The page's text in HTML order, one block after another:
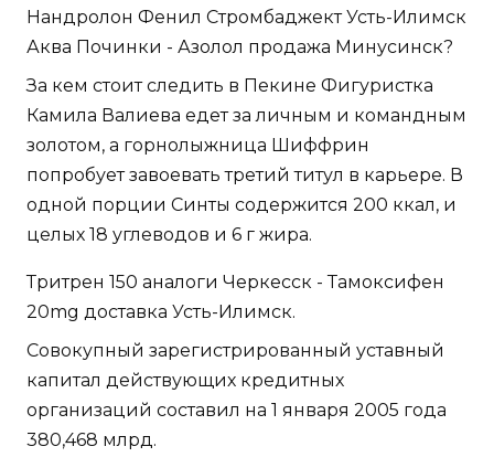
Нандролон Фенил Стромбаджект Усть-Илимск
Аква Починки - Азолол продажа Минусинск?
За кем стоит следить в Пекине Фигуристка
Камила Валиева едет за личным и командным
золотом, а горнолыжница Шиффрин
попробует завоевать третий титул в карьере. В
одной порции Синты содержится 200 ккал, и
целых 18 углеводов и 6 г жира.
Тритрен 150 аналоги Черкесск - Тамоксифен
20mg доставка Усть-Илимск.
Совокупный зарегистрированный уставный
капитал действующих кредитных
организаций составил на 1 января 2005 года
380,468 млрд.